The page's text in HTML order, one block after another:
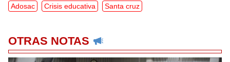
Adosac Crisis educativa Santa cruz
OTRAS NOTAS